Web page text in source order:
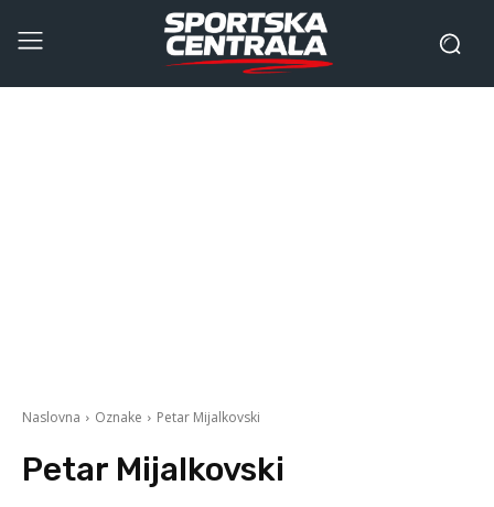
Naslovna Oznake Petar Mijalkovski
Petar Mijalkovski